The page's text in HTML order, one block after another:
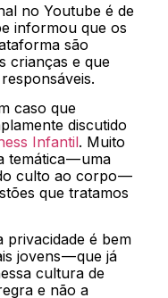
no Youtube é de
informou que os
são
crianças e que
caso que
discutido
Infantil. Muito
temática — uma
culto ao corpo —
que tratamos
privacidade é bem
jovens — que já
cultura de
e não a